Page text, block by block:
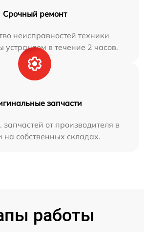
Срочный ремонт
неисправностей техники
устраняем в течение 2 часов.
запчасти
запчастей от производителя в
на собственных складах.
работы